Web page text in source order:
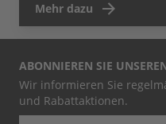
Mehr dazu
ABONNIEREN SIE
Wir informieren Sie
und Rabattaktionen.